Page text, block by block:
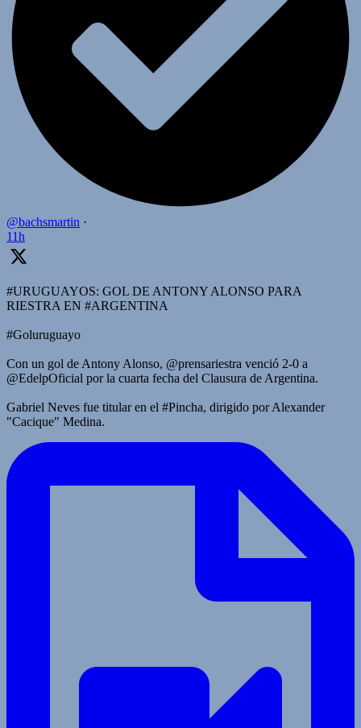
@bachsmartin ·
11h
#URUGUAYOS: GOL DE ANTONY ALONSO PARA
RIESTRA EN #ARGENTINA
#Goluruguayo
Con un gol de Antony Alonso, @prensariestra venció 2-0 a
@EdelpOficial por la cuarta fecha del Clausura de Argentina.
Gabriel Neves fue titular en el #Pincha, dirigido por Alexander
"Cacique" Medina.